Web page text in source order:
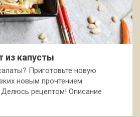
из капусты
Приготовьте новую
новым прочтением
рецептом! Описание